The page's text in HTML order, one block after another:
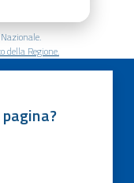
Regione.